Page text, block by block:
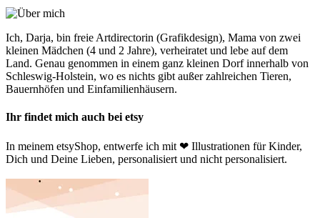
Ich, Darja, bin freie Artdirectorin (Grafikdesign), Mama von zwei
kleinen Mädchen (4 und 2 Jahre), verheiratet und lebe auf dem
Land. Genau genommen in einem ganz kleinen Dorf innerhalb von
Schleswig-Holstein, wo es nichts gibt außer zahlreichen Tieren,
Bauernhöfen und Einfamilienhäusern.
Ihr findet mich auch bei etsy
In meinem etsyShop, entwerfe ich mit ❤ Illustrationen für Kinder,
Dich und Deine Lieben, personalisiert und nicht personalisiert.